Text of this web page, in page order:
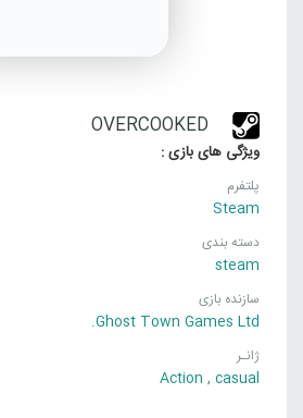
OVERCOOKED
ویژگی های بازی :
پلتفرم
Steam
دسته بندی
steam
سازنده بازی
Ghost Town Games Ltd.
ژانـر
Action , casual